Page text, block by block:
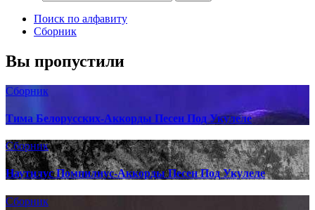
Поиск по алфавиту
Сборник
Вы пропустили
Сборник
Тима Белорусских-Аккорды Песен Под Укулеле
Сборник
Наутилус Помпилиус-Аккорды Песен Под Укулеле
Сборник